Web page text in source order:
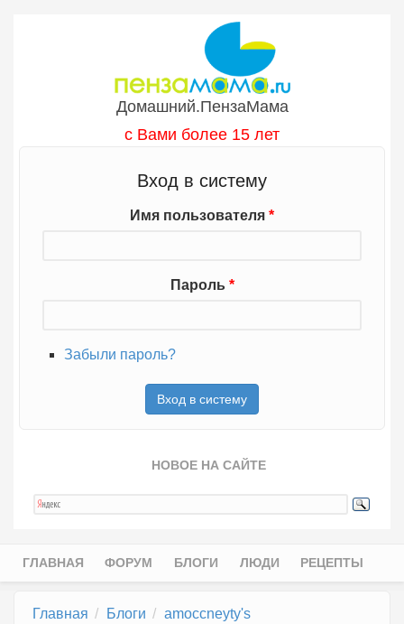
Домашний.ПензаМама
с Вами более 15 лет
Вход в систему
Имя пользователя *
Пароль *
Забыли пароль?
НОВОЕ НА САЙТЕ
Главное меню
ГЛАВНАЯ ФОРУМ БЛОГИ ЛЮДИ РЕЦЕПТЫ
Главная Блоги
amoccneyty's